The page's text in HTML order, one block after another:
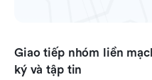
Giao tiếp nhóm liền
ký và tập tin